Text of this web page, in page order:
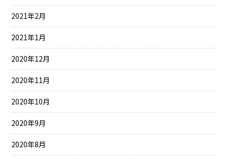
2021年2月
2021年1月
2020年12月
2020年11月
2020年10月
2020年9月
2020年8月